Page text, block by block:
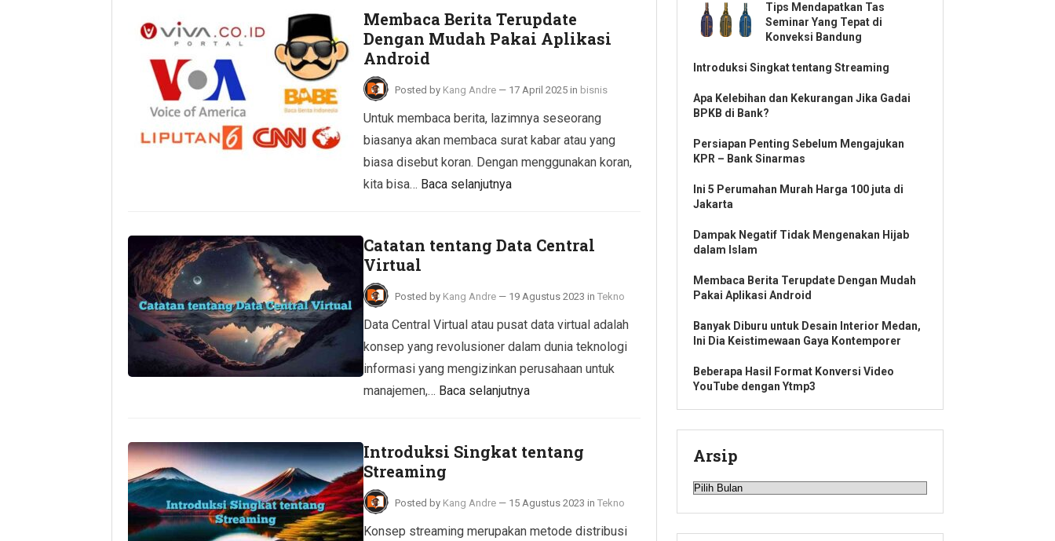
Membaca Berita Terupdate
Dengan Mudah Pakai Aplikasi
Android
Posted by Kang Andre — 17 April 2025 in bisnis
Untuk membaca berita, lazimnya seseorang
biasanya akan membaca surat kabar atau yang
biasa disebut koran. Dengan menggunakan koran,
kita bisa… Baca selanjutnya
Catatan tentang Data Central
Virtual
Posted by Kang Andre — 19 Agustus 2023 in Tekno
Data Central Virtual atau pusat data virtual adalah
konsep yang revolusioner dalam dunia teknologi
informasi yang mengizinkan perusahaan untuk
manajemen,… Baca selanjutnya
Introduksi Singkat tentang
Streaming
Posted by Kang Andre — 15 Agustus 2023 in Tekno
Konsep streaming merupakan metode distribusi
Tips Mendapatkan Tas
Seminar Yang Tepat di
Konveksi Bandung
Introduksi Singkat tentang Streaming
Apa Kelebihan dan Kekurangan Jika Gadai
BPKB di Bank?
Persiapan Penting Sebelum Mengajukan
KPR – Bank Sinarmas
Ini 5 Perumahan Murah Harga 100 juta di
Jakarta
Dampak Negatif Tidak Mengenakan Hijab
dalam Islam
Membaca Berita Terupdate Dengan Mudah
Pakai Aplikasi Android
Banyak Diburu untuk Desain Interior Medan,
Ini Dia Keistimewaan Gaya Kontemporer
Beberapa Hasil Format Konversi Video
YouTube dengan Ytmp3
Arsip
Arsip